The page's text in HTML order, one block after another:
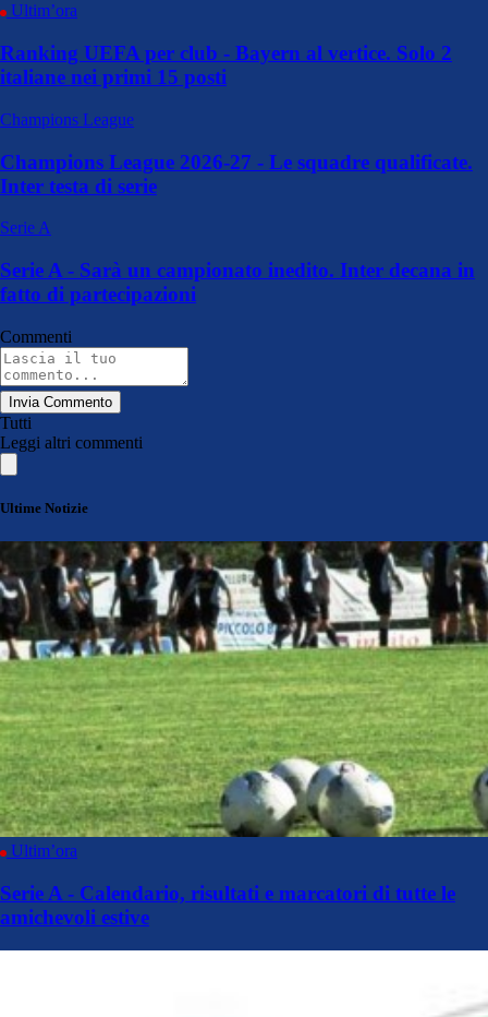
Ultim’ora
Ranking UEFA per club - Bayern al vertice. Solo 2
italiane nei primi 15 posti
Champions League
Champions League 2026-27 - Le squadre qualificate.
Inter testa di serie
Serie A
Serie A - Sarà un campionato inedito. Inter decana in
fatto di partecipazioni
Commenti
Invia Commento
Tutti
Leggi altri commenti
Ultime Notizie
Ultim’ora
Serie A - Calendario, risultati e marcatori di tutte le
amichevoli estive